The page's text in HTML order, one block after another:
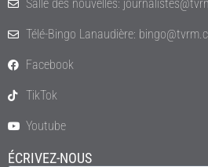
Salle des nouvelles:
Télé-Bingo Lanaudière:
Facebook
TikTok
Youtube
ÉCRIVEZ-NOUS